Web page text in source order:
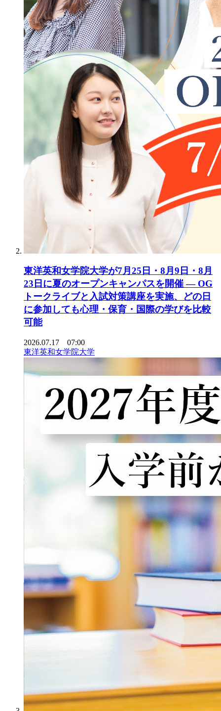
東洋英和女学院大学が7月25日・8月9日・8月
23日に夏のオープンキャンパスを開催 ― OG
トークライブと入試対策講座を実施、どの日
に参加しても心理・保育・国際の学びを比較
可能
2026.07.17 07:00
東洋英和女学院大学